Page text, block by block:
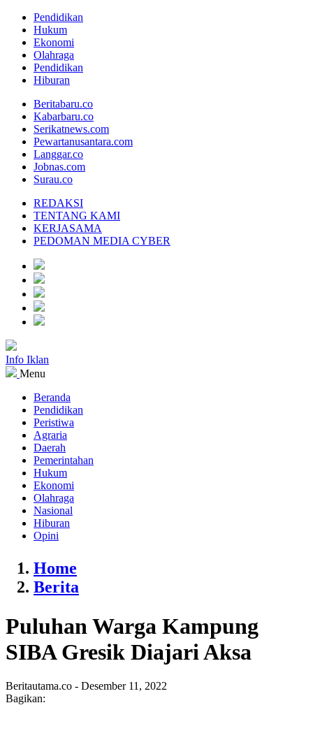
Pendidikan
Hukum
Ekonomi
Olahraga
Pendidikan
Hiburan
Beritabaru.co
Kabarbaru.co
Serikatnews.com
Pewartanusantara.com
Langgar.co
Jobnas.com
Surau.co
REDAKSI
TENTANG KAMI
KERJASAMA
PEDOMAN MEDIA CYBER
Info Iklan
Menu
Beranda
Pendidikan
Peristiwa
Agraria
Daerah
Pemerintahan
Hukum
Ekonomi
Olahraga
Nasional
Hiburan
Opini
Home
Berita
Puluhan Warga Kampung
SIBA Gresik Diajari Aksa
Beritautama.co - Desember 11, 2022
Bagikan: